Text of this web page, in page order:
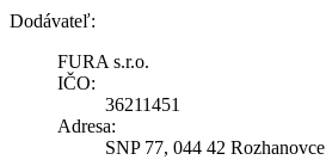
Dodávateľ:
FURA s.r.o.
IČO:
36211451
Adresa:
SNP 77, 044 42 Rozhanovce